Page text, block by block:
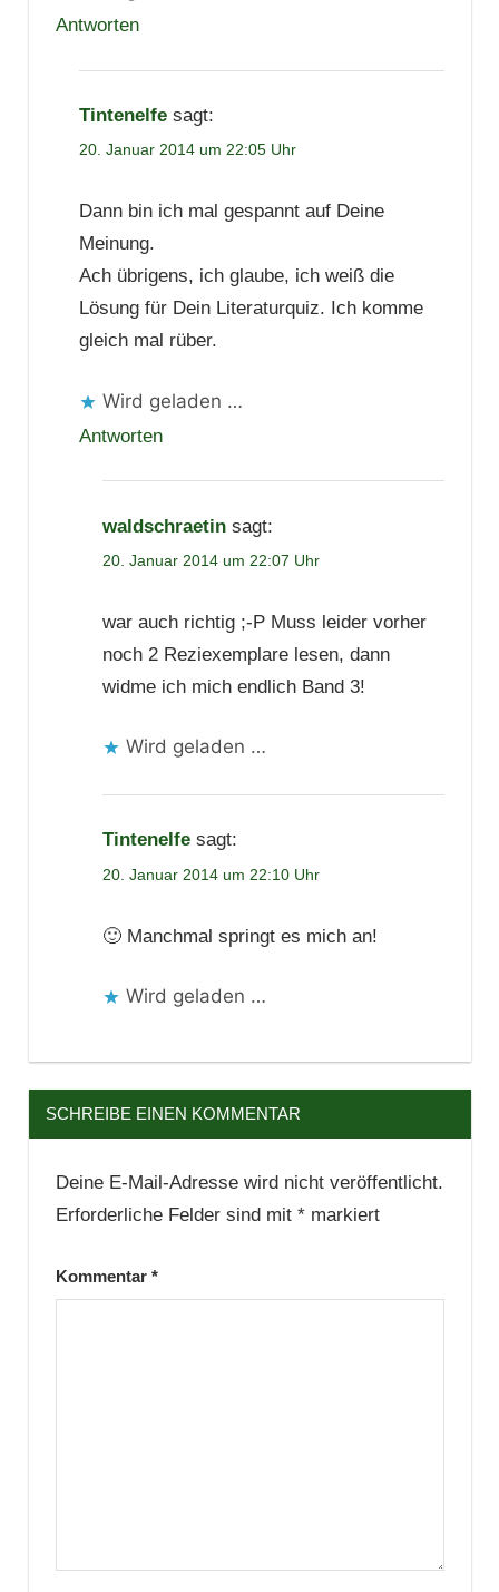
Antworten
Tintenelfe sagt:
20. Januar 2014 um 22:05 Uhr
Dann bin ich mal gespannt auf Deine
Meinung.
Ach übrigens, ich glaube, ich weiß die
Lösung für Dein Literaturquiz. Ich komme
gleich mal rüber.
Wird geladen …
Antworten
waldschraetin sagt:
20. Januar 2014 um 22:07 Uhr
war auch richtig ;-P Muss leider vorher
noch 2 Reziexemplare lesen, dann
widme ich mich endlich Band 3!
Wird geladen …
Tintenelfe sagt:
20. Januar 2014 um 22:10 Uhr
🙂 Manchmal springt es mich an!
Wird geladen …
SCHREIBE EINEN KOMMENTAR
Deine E-Mail-Adresse wird nicht veröffentlicht.
Erforderliche Felder sind mit *markiert
Kommentar *